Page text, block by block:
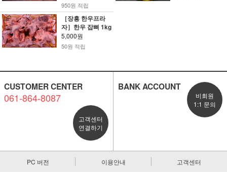
950원 적립
［장흥 한우프라
자］한우 잡뼈 1kg
5,000원
50원 적립
CUSTOMER CENTER
061-864-8087
고객센터
연결하기
BANK ACCOUNT
비회원
1:1 문의
PC 버전 이용안내 고객센터